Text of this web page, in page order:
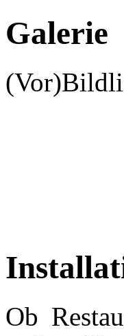
Galerie
Ob